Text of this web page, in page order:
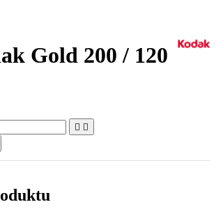
Gold 200 / 120
 